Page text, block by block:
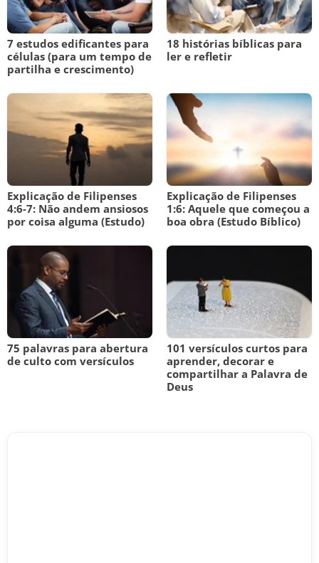
7 estudos edificantes para
células (para um tempo de
partilha e crescimento)
18 histórias bíblicas para
ler e refletir
Explicação de Filipenses
4:6-7: Não andem ansiosos
por coisa alguma (Estudo)
Explicação de Filipenses
1:6: Aquele que começou a
boa obra (Estudo Bíblico)
75 palavras para abertura
de culto com versículos
101 versículos curtos para
aprender, decorar e
compartilhar a Palavra de
Deus